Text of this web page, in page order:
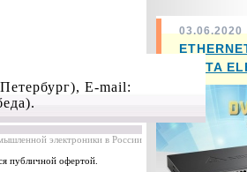
03.06.2020
DELTA
, E-mail:
электроники в России, 2004-2023
публичной офертой.